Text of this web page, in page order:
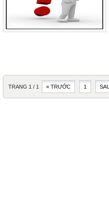
TRANG 1 / 1 « TRƯỚC 1